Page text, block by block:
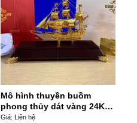
Mô hình thuyền buồm
phong thủy dát vàng 24K
cao cấp TB-05
Giá: Liên hệ